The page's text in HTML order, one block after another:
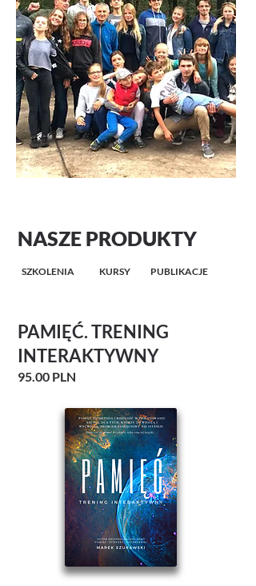
NASZE PRODUKTY
SZKOLENIA KURSY PUBLIKACJE
PAMIĘĆ. TRENING
INTERAKTYWNY
95.00 PLN